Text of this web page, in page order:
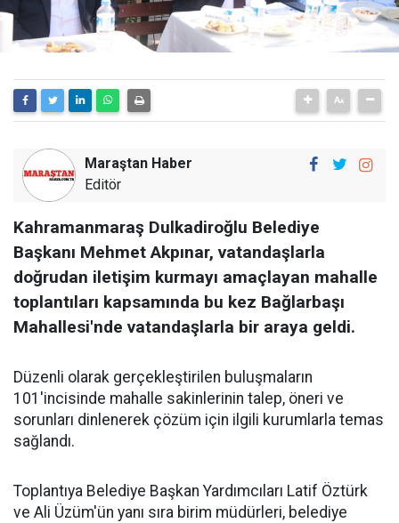
Maraştan Haber
Editör
Kahramanmaraş Dulkadiroğlu Belediye
Başkanı Mehmet Akpınar, vatandaşlarla
doğrudan iletişim kurmayı amaçlayan mahalle
toplantıları kapsamında bu kez Bağlarbaşı
Mahallesi'nde vatandaşlarla bir araya geldi.
Düzenli olarak gerçekleştirilen buluşmaların
101'incisinde mahalle sakinlerinin talep, öneri ve
sorunları dinlenerek çözüm için ilgili kurumlarla temas
sağlandı.
Toplantıya Belediye Başkan Yardımcıları Latif Öztürk
ve Ali Üzüm'ün yanı sıra birim müdürleri, belediye